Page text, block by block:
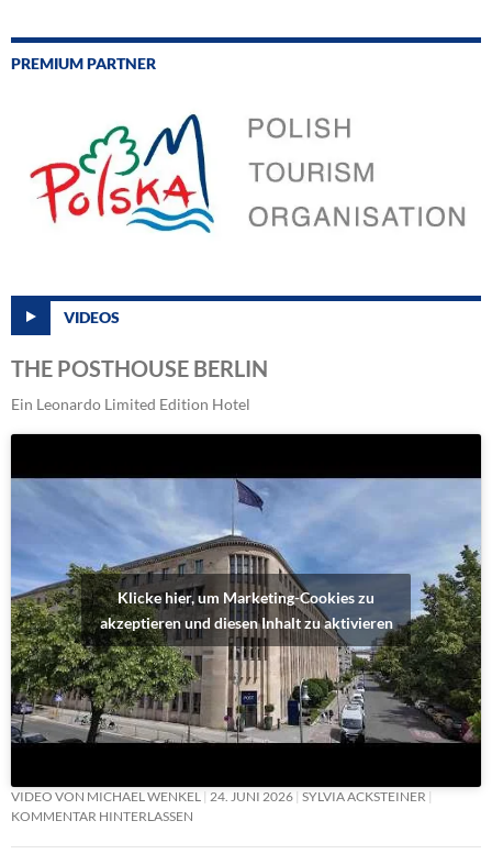
PREMIUM PARTNER
VIDEOS
THE POSTHOUSE BERLIN
Ein Leonardo Limited Edition Hotel
Klicke hier, um Marketing-Cookies zu
akzeptieren und diesen Inhalt zu aktivieren
VIDEO VON MICHAEL WENKEL 24. JUNI 2026 SYLVIA ACKSTEINER
KOMMENTAR HINTERLASSEN